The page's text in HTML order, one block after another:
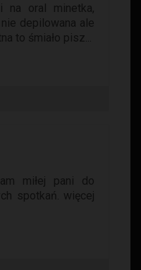
na oral minetka,
depilowana ale
to śmiało pisz...
miłej pani do
spotkań. więcej